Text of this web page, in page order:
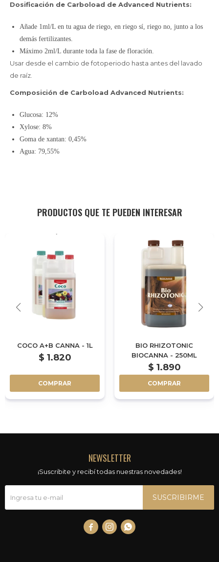
Dosificación de Carboload de Advanced Nutrients:
Añade 1ml/L en tu agua de riego, en riego sí, riego no, junto a los
demás fertilizantes.
Máximo 2ml/L durante toda la fase de floración.
Usar desde el cambio de fotoperiodo hasta antes del lavado
de raíz.
Composición de Carboload Advanced Nutrients:
Glucosa: 12%
Xylose: 8%
Goma de xantan: 0,45%
Agua: 79,55%
PRODUCTOS QUE TE PUEDEN INTERESAR
COCO A+B CANNA - 1L
$ 1.820
COMPRAR
BIO RHIZOTONIC
BIOCANNA - 250ML
$ 1.890
COMPRAR
NEWSLETTER
¡Suscribite y recibí todas nuestras novedades!
SUSCRIBIRME
  